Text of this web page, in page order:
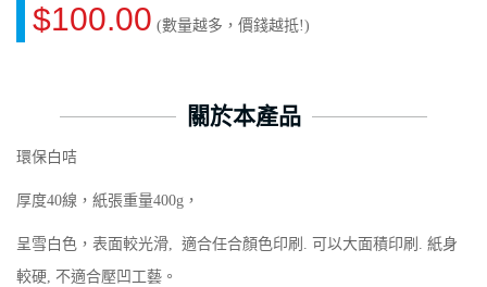
$100.00 (數量越多，價錢越抵!)
關於本產品
環保白咭
厚度40線，紙張重量400g，
呈雪白色，表面較光滑, 適合任合顏色印刷. 可以大面積印刷. 紙身
較硬, 不適合壓凹工藝。